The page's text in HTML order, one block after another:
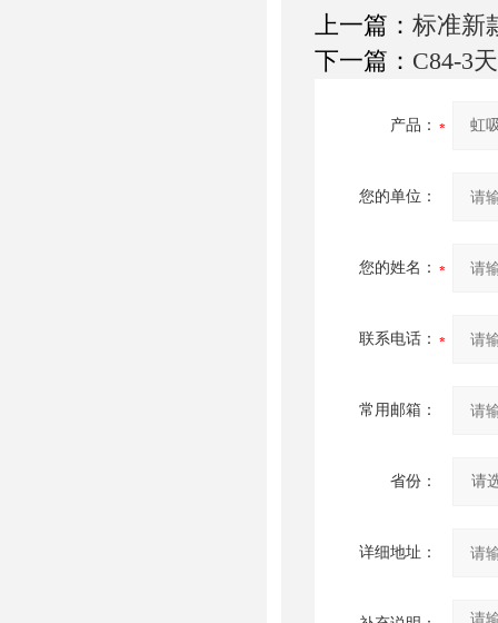
上一篇： 标准新
下一篇： C84-3
产品：
您的单位：
您的姓名：
联系电话：
常用邮箱：
省份：
详细地址：